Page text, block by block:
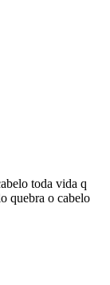
toda vida q
quebra o cabelo